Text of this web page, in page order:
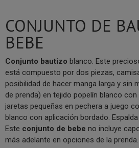
CONJUNTO DE
BEBE
Conjunto bautizo blanco. Este
está compuesto por dos piezas,
posibilidad de hacer manga larga y sin
de prenda) en tejido popelín blanco con volante en cuello y
jaretas pequeñas en pechera a juego
blanco con aplicación bordado.
Este conjunto de bebe no incluye
más adelante en opciones de la prenda.